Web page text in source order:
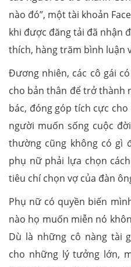
nào đó”, một tài khoản
khi được đăng tải đã nhận
thích, hàng trăm bình luận
Đương nhiên, các cô gái
cho bản thân để trở thành
bác, đóng góp tích cực
người muốn sống cuộc
thường cũng không có gì
phụ nữ phải lựa chọn
tiêu chí chọn vợ của đàn
Phụ nữ có quyền biến
nào họ muốn miễn nó
Dù là những cô nàng tài
cho những lý tưởng lớn,